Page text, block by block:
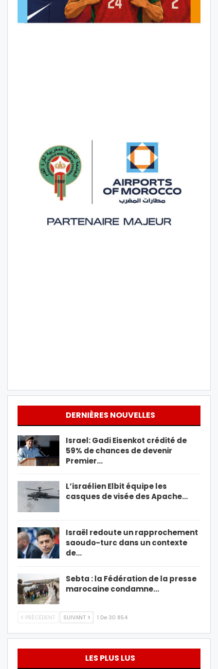
DERNIÈRES NOUVELLES
Israel: Gadi Eisenkot crédité de
59% de chances de devenir
Premier…
L’israélien Elbit équipe les
casques de visée des Apache…
Israël redoute un rapprochement
saoudo-turc dans un contexte
de…
Sebta : la Fédération de la presse
marocaine condamne…
PRÉCÉDENT SUIVANT 1 De 30 854
LES PLUS LUS